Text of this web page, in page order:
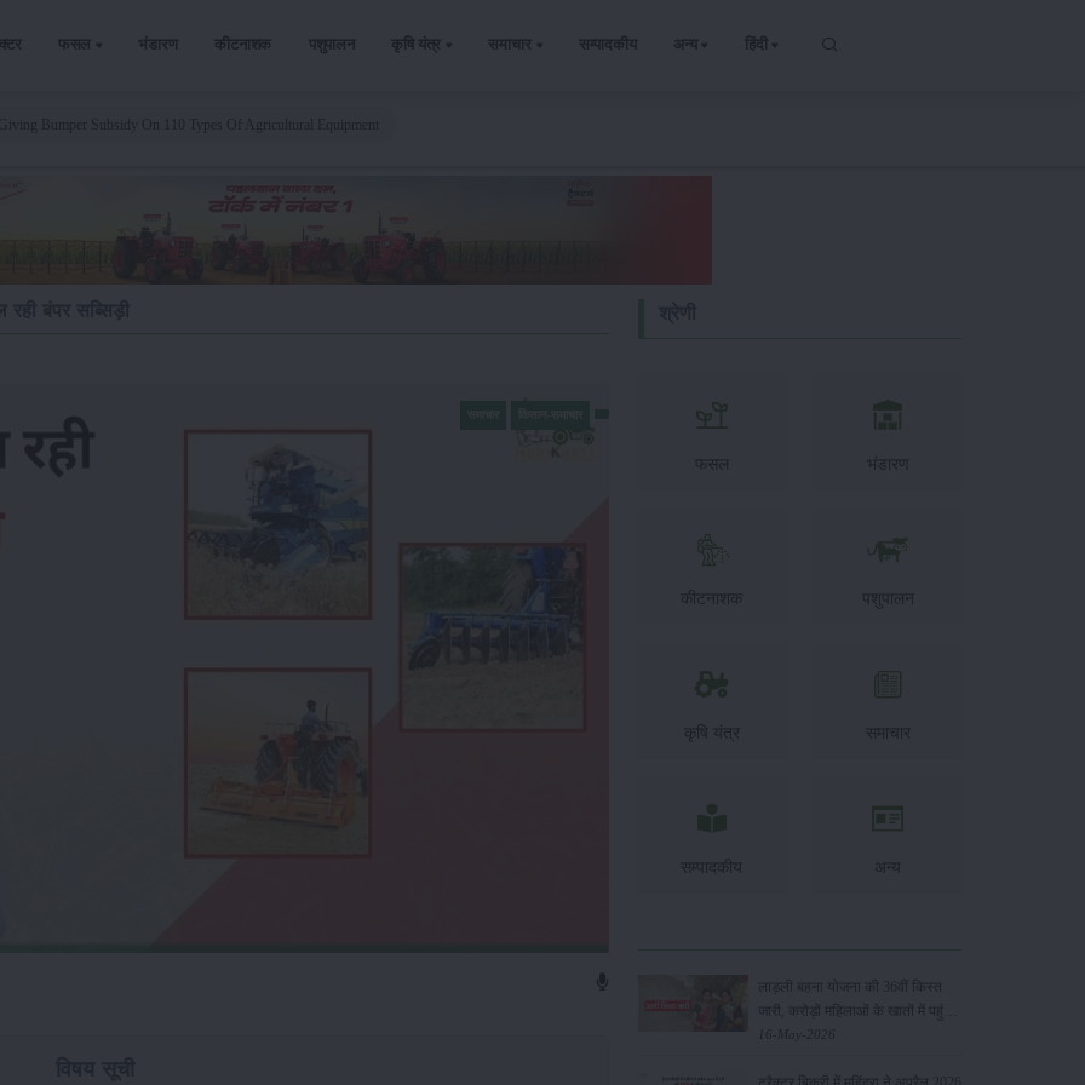
फसल भंडारण कीटनाशक पशुपालन कृषि यंत्र समाचार सम्पादकीय अन्य हिंदी
फसल भंडारण
कीटनाशक पशुपालन
कृषि यंत्र समाचार
सम्पादकीय अन्य
लाड़ली बहना योजना की 36वीं किस्त
जारी, करोड़ों महिलाओं के खातों में पहुंचे
1500 रुपये
16-May-2026